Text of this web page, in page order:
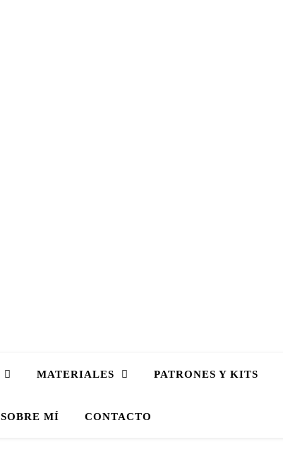
MATERIALES PATRONES Y KITS
SOBRE MÍ CONTACTO